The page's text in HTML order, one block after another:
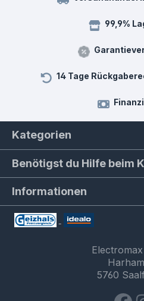
99,9%
14 Tage
Kategorien
Benötigst du Hilfe beim
Informationen
5760